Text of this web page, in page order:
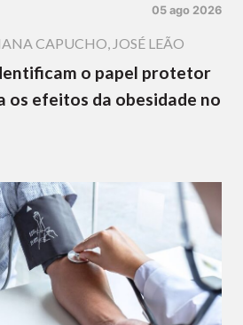
05 ago 2026
CAPUCHO, JOSÉ LEÃO
o papel protetor
os efeitos da obesidade no